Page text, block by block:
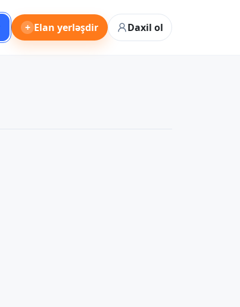
+ Elan yerləşdir Daxil ol